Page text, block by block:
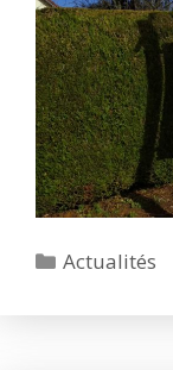
Catégories
Actualités